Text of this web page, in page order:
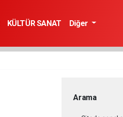
KÜLTÜR SANAT Diğer
Arama